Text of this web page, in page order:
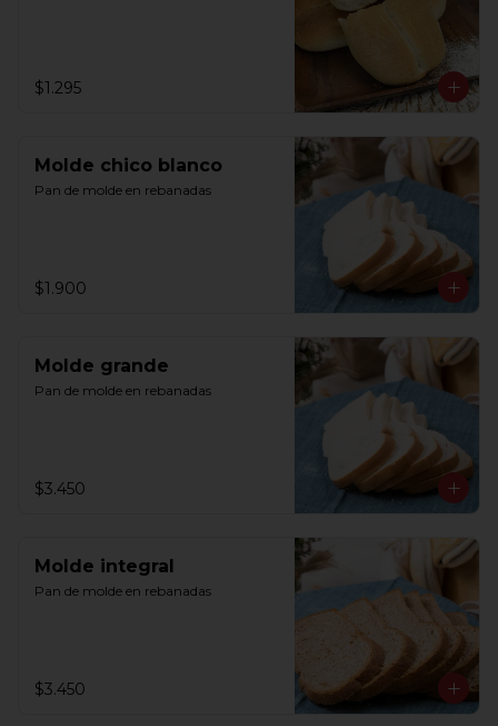
$1.295
Molde chico blanco
Pan de molde en rebanadas
$1.900
Molde grande
Pan de molde en rebanadas
$3.450
Molde integral
Pan de molde en rebanadas
$3.450